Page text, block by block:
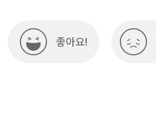
좋아요!